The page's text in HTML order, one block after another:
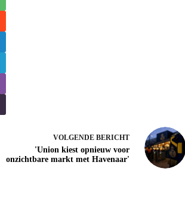
VOLGENDE BERICHT
'Union kiest opnieuw voor
onzichtbare markt met Havenaar'